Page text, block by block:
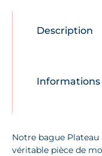
Description
Notre bague Plateau
véritable pièce de